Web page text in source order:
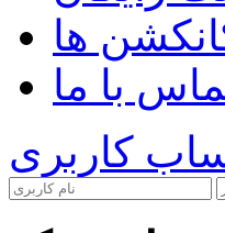
ها
با ما
کاربری